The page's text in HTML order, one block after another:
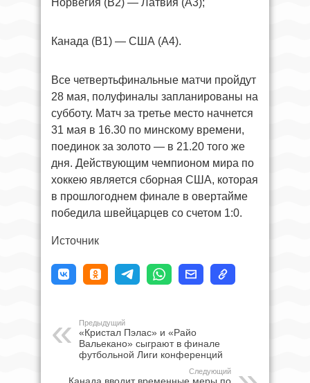
Канада (В1) — США (А4).
Все четвертьфинальные матчи пройдут
28 мая, полуфиналы запланированы на
субботу. Матч за третье место начнется
31 мая в 16.30 по минскому времени,
поединок за золото — в 21.20 того же
дня. Действующим чемпионом мира по
хоккею является сборная США, которая
в прошлогоднем финале в овертайме
победила швейцарцев со счетом 1:0.
Источник
Предыдущий
«Кристал Пэлас» и «Райо
Вальекано» сыграют в финале
футбольной Лиги конференций
Следующий
Канада вводит временные меры по